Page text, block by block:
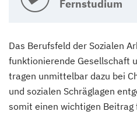
Fernstudium
Das Berufsfeld der Sozialen
funktionierende Gesellschaft
tragen unmittelbar dazu bei
und sozialen Schräglagen
somit einen wichtigen